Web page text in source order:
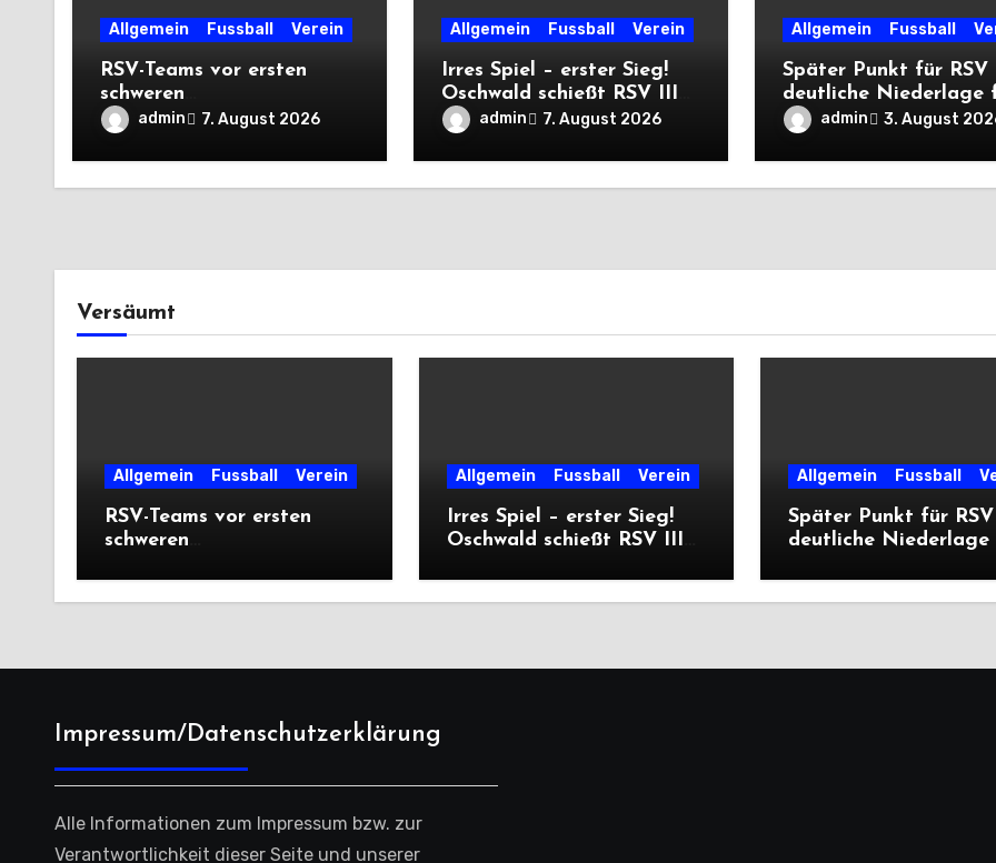
Allgemein Fussball Verein
RSV-Teams vor ersten
schweren
Auswärtsprüfungen der
Saison
admin 7. August 2026
Allgemein Fussball Verein
Irres Spiel – erster Sieg!
Oschwald schießt RSV III
mit Viererpack zu
Premiere
admin 7. August 2026
Allgemein Fussball
Später Punkt für RSV
deutliche Niederlage
die Dritte
admin 3. August
Versäumt
Allgemein Fussball Verein
RSV-Teams vor ersten
schweren
Saison
Allgemein Fussball Verein
Irres Spiel – erster Sieg!
Oschwald schießt RSV III
Premiere
Allgemein Fussball
Später Punkt für
deutliche Niederlage
Impressum/Datenschutzerklärung
Alle Informationen zum Impressum bzw. zur
Verantwortlichkeit dieser Seite und unserer